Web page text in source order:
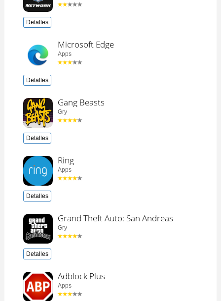
Detalles
Microsoft Edge
Apps
Detalles
Gang Beasts
Gry
Detalles
Ring
Apps
Detalles
Grand Theft Auto: San Andreas
Gry
Detalles
Adblock Plus
Apps